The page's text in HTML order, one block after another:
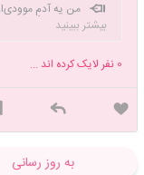
من یه آدمِ
شدن مامانم میشه
بیشتر ببینید
0 نفر لایک کرده اند ...
به روز رسانی